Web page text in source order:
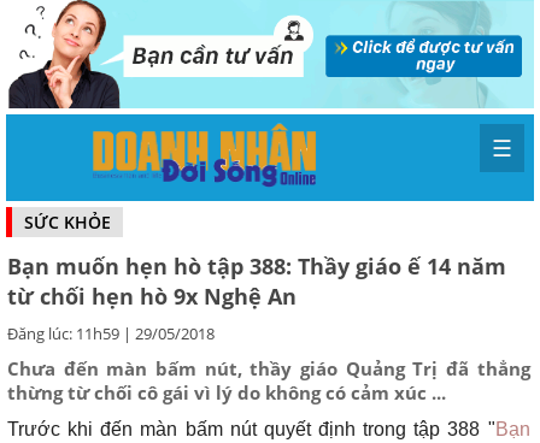
☰
SỨC KHỎE
Bạn muốn hẹn hò tập 388: Thầy giáo ế 14 năm
từ chối hẹn hò 9x Nghệ An
Đăng lúc: 11h59 | 29/05/2018
Chưa đến màn bấm nút, thầy giáo Quảng Trị đã thẳng
thừng từ chối cô gái vì lý do không có cảm xúc ...
Trước khi đến màn bấm nút quyết định trong tập 388 " Bạn